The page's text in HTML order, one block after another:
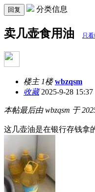
回复 分类信息
卖几壶食用油 只
楼主 1楼 wbzqsm
收藏2025-9-28 15:37
本帖最后由 wbzqsm 于
这几壶油是在银行存钱拿